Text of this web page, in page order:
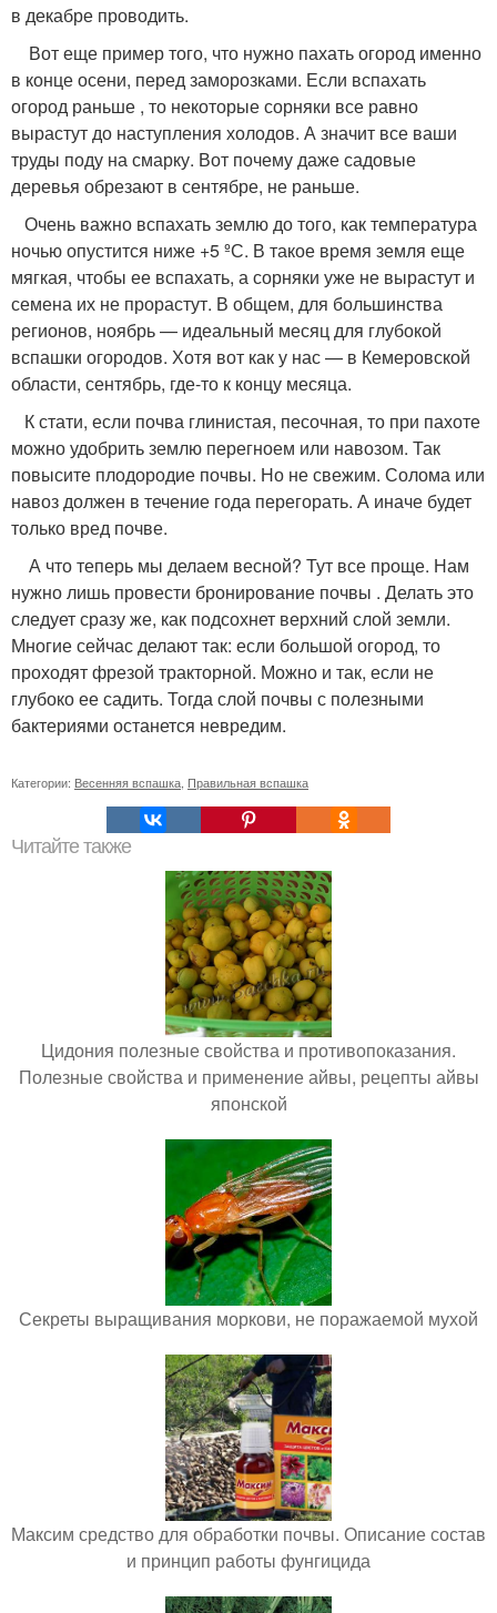
в декабре проводить.
Вот еще пример того, что нужно пахать огород именно
в конце осени, перед заморозками. Если вспахать
огород раньше , то некоторые сорняки все равно
вырастут до наступления холодов. А значит все ваши
труды поду на смарку. Вот почему даже садовые
деревья обрезают в сентябре, не раньше.
Очень важно вспахать землю до того, как температура
ночью опустится ниже +5 ºС. В такое время земля еще
мягкая, чтобы ее вспахать, а сорняки уже не вырастут и
семена их не прорастут. В общем, для большинства
регионов, ноябрь — идеальный месяц для глубокой
вспашки огородов. Хотя вот как у нас — в Кемеровской
области, сентябрь, где-то к концу месяца.
К стати, если почва глинистая, песочная, то при пахоте
можно удобрить землю перегноем или навозом. Так
повысите плодородие почвы. Но не свежим. Солома или
навоз должен в течение года перегорать. А иначе будет
только вред почве.
А что теперь мы делаем весной? Тут все проще. Нам
нужно лишь провести бронирование почвы . Делать это
следует сразу же, как подсохнет верхний слой земли.
Многие сейчас делают так: если большой огород, то
проходят фрезой тракторной. Можно и так, если не
глубоко ее садить. Тогда слой почвы с полезными
бактериями останется невредим.
Категории: Весенняя вспашка Правильная вспашка
Читайте также
Цидония полезные свойства и противопоказания.
Полезные свойства и применение айвы, рецепты айвы
японской
Секреты выращивания моркови, не поражаемой мухой
Максим средство для обработки почвы. Описание состав
и принцип работы фунгицида